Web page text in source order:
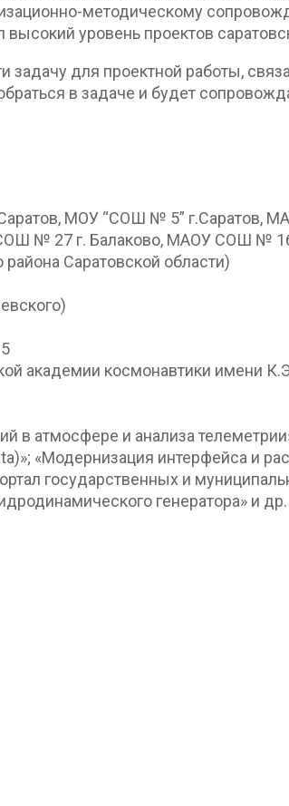
методическому
уровень проектов
задачу для проектной работы,
в задаче и будет
МОУ “СОШ № 5”
№ 27 г. Балаково, МАОУ СОШ №
Саратовской области)
космонавтики имени
в атмосфере и анализа
«Модернизация интерфейса и
государственных и
генератора» и др.